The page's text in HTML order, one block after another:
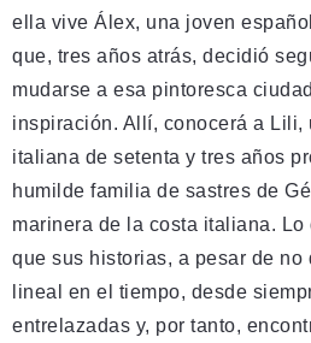
ella vive Álex, una joven
que, tres años atrás, decidió
mudarse a esa pintoresca
inspiración. Allí, conocerá a Lili,
italiana de setenta y tres años
humilde familia de sastres de
marinera de la costa italiana.
que sus historias, a pesar de no
lineal en el tiempo, desde
entrelazadas y, por tanto,